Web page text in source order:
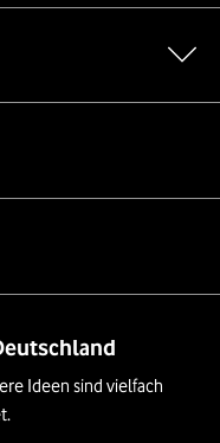
Ideen sind vielfach